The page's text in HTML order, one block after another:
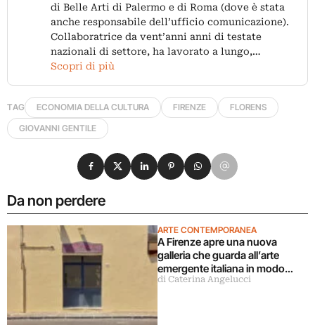
di Belle Arti di Palermo e di Roma (dove è stata
anche responsabile dell’ufficio comunicazione).
Collaboratrice da vent’anni anni di testate
nazionali di settore, ha lavorato a lungo,…
Scopri di più
TAG ECONOMIA DELLA CULTURA FIRENZE
FLORENS
GIOVANNI GENTILE
Da non perdere
ARTE CONTEMPORANEA
A Firenze apre una nuova
galleria che guarda all’arte
emergente italiana in modo
decentrato
di Caterina Angelucci
Condividi su Facebook
Condividi su X
Condividi su LinkedIn
Condividi su Pinterest
Condividi su WhatsApp
Condividi su Email